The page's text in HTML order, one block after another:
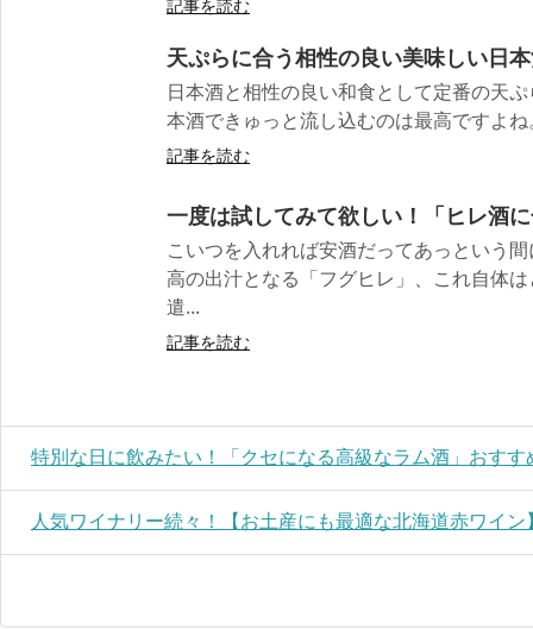
記事を読む
天ぷらに合う相性の良い美味しい日
日本酒と相性の良い和食として定番の天
本酒できゅっと流し込むのは最高ですよ
記事を読む
一度は試してみて欲しい！「ヒレ酒
こいつを入れれば安酒だってあっという
高の出汁となる「フグヒレ」、これ自体
遣...
記事を読む
特別な日に飲みたい！「クセになる高級なラム酒」おすす
人気ワイナリー続々！【お土産にも最適な北海道赤ワイ